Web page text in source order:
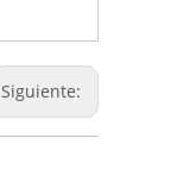
Siguiente: